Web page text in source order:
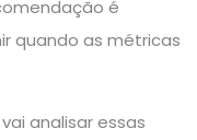
é
quando as métricas
analisar essas